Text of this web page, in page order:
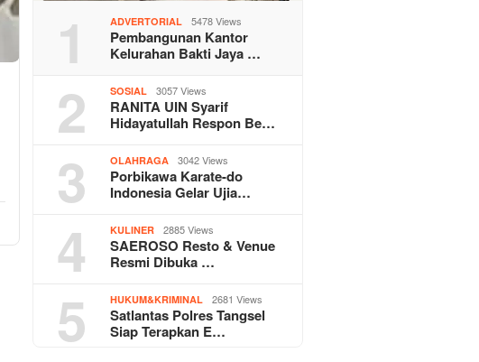
1 ADVERTORIAL 5478 Views
Pembangunan Kantor
Kelurahan Bakti Jaya …
2 SOSIAL 3057 Views
RANITA UIN Syarif
Hidayatullah Respon Be…
3 OLAHRAGA 3042 Views
Porbikawa Karate-do
Indonesia Gelar Ujia…
4 KULINER 2885 Views
SAEROSO Resto & Venue
Resmi Dibuka …
5 HUKUM&KRIMINAL 2681 Views
Satlantas Polres Tangsel
Siap Terapkan E…